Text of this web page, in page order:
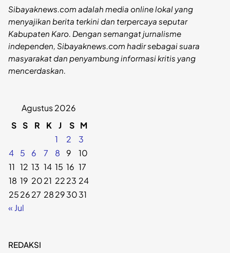
Sibayaknews.com adalah media online lokal yang
menyajikan berita terkini dan terpercaya seputar
Kabupaten Karo. Dengan semangat jurnalisme
independen, Sibayaknews.com hadir sebagai suara
masyarakat dan penyambung informasi kritis yang
mencerdaskan.
Agustus 2026
S S R K J S M
1
2
3
4
5 6 7 8 9
10
11 12 13 14 15 16 17
18 19 2021 2223 24
252627 28293031
« Jul
REDAKSI